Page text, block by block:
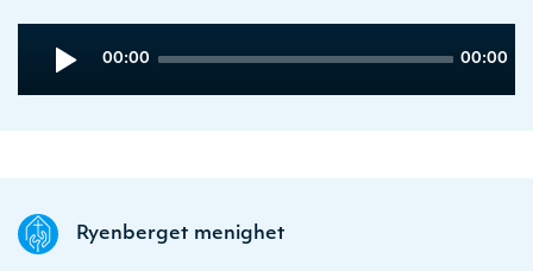
Player
Current
00:00
Total
00:00
Ryenberget menighet